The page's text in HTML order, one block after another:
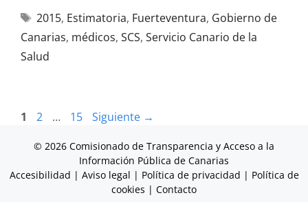
2015, Estimatoria, Fuerteventura, Gobierno de
Canarias, médicos, SCS, Servicio Canario de la
Salud
1 2 … 15 Siguiente →
© 2026 Comisionado de Transparencia y Acceso a la
Información Pública de Canarias
Accesibilidad | Aviso legal | Política de privacidad | Política de
cookies | Contacto